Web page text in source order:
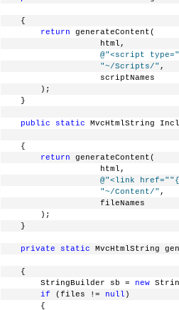
    {
return generateContent(
                    html,
@"<script type="
"~/Scripts/" ,
                    scriptNames
        );
    }
public static MvcHtmlString
    {
return generateContent(
                    html,
@"<link href="
"~/Content/" ,
                    fileNames
        );
    }
private static MvcHtmlString
    {
        StringBuilder sb =
new
if (files != null )
        {